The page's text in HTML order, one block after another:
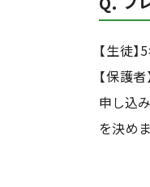
【生徒
【保護
申し込
を決め